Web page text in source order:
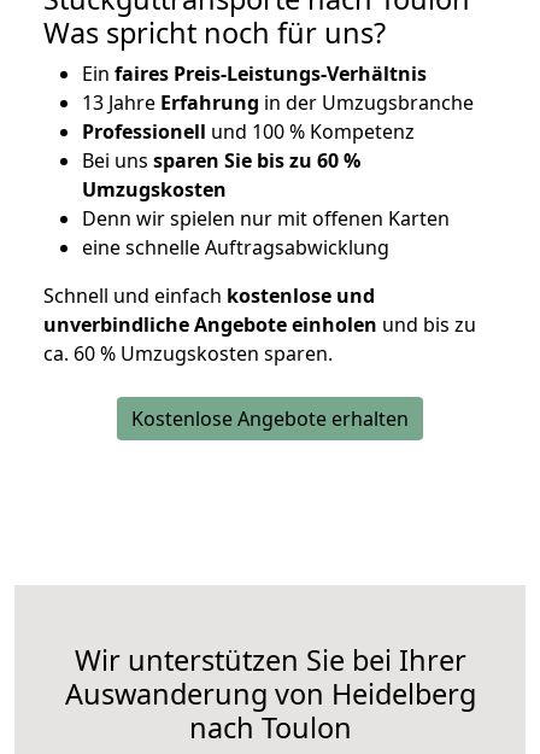
Was spricht noch für uns?
Ein faires Preis-Leistungs-Verhältnis
13 Jahre Erfahrung in der Umzugsbranche
Professionell und 100 % Kompetenz
Bei uns sparen Sie bis zu 60 %
Umzugskosten
Denn wir spielen nur mit offenen Karten
eine schnelle Auftragsabwicklung
Schnell und einfach kostenlose und
unverbindliche Angebote einholen und bis zu
ca. 60 % Umzugskosten sparen.
Kostenlose Angebote erhalten
Wir unterstützen Sie bei Ihrer
Auswanderung von Heidelberg
nach Toulon